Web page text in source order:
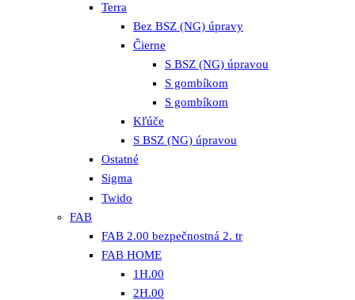
Terra
Bez BSZ (NG) úpravy
Čierne
S BSZ (NG) úpravou
S gombíkom
S gombíkom
Kľúče
S BSZ (NG) úpravou
Ostatné
Sigma
Twido
FAB
FAB 2.00 bezpečnostná 2. tr
FAB HOME
1H.00
2H.00